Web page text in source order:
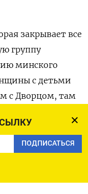
ПОДПИСАТЬСЯ
закрывает все
группу
минского
с детьми
с Дворцом, там
в Гродно,
Мигранты,